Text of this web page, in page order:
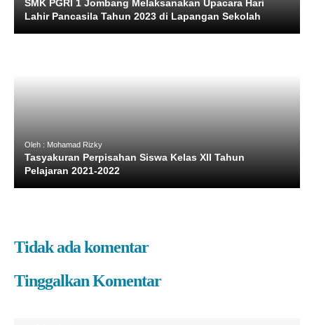
SMK PGRI 1 Jombang Melaksanakan Upacara Hari
Lahir Pancasila Tahun 2023 di Lapangan Sekolah
Oleh : Mohamad Rizky
Tasyakuran Perpisahan Siswa Kelas XII Tahun
Pelajaran 2021-2022
Tidak ada komentar
Tinggalkan Komentar